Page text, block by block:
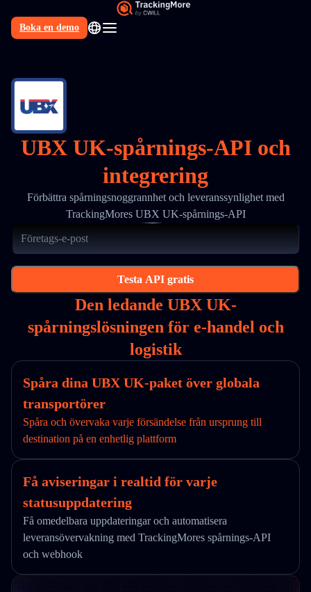
Boka en demo
UBX UK-spårnings-API och
integrering
Förbättra spårningsnoggrannhet och leveranssynlighet med
TrackingMores UBX UK-spårnings-API
Testa API gratis
Den ledande UBX UK-
spårningslösningen för e-handel och
logistik
Spåra dina UBX UK-paket över globala
transportörer
Spåra och övervaka varje försändelse från ursprung till
destination på en enhetlig plattform
Få aviseringar i realtid för varje
statusuppdatering
Få omedelbara uppdateringar och automatisera
leveransövervakning med TrackingMores spårnings-API
och webhook